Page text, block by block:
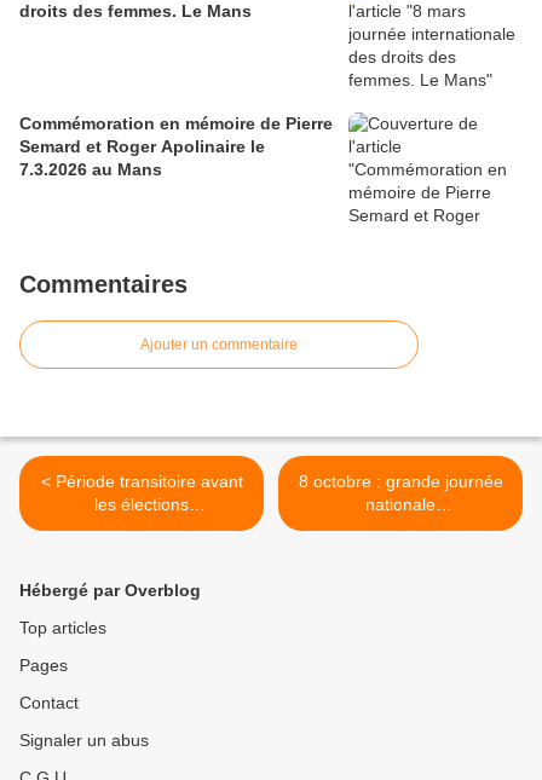
droits des femmes. Le Mans
Commémoration en mémoire de Pierre
Semard et Roger Apolinaire le
7.3.2026 au Mans
Commentaires
Ajouter un commentaire
< Période transitoire avant
les élections
professionnelles : la raison
8 octobre : grande journée
nationale
interprofessionnelle
Hébergé par Overblog
Top articles
Pages
Contact
Signaler un abus